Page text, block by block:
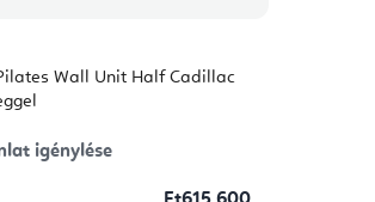
Wall Unit Half Cadillac
igénylése